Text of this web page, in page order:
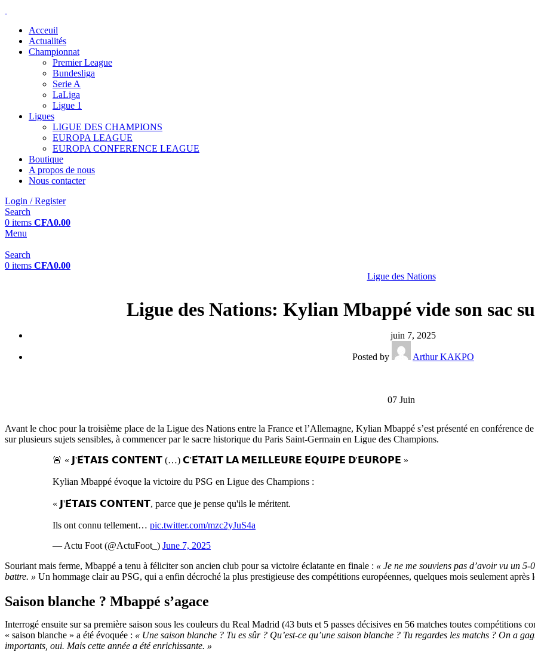
Acceuil
Actualités
Championnat
Premier League
Bundesliga
Serie A
LaLiga
Ligue 1
Ligues
LIGUE DES CHAMPIONS
EUROPA LEAGUE
EUROPA CONFERENCE LEAGUE
Boutique
A propos de nous
Nous contacter
Login / Register
Search
0 items CFA0.00
Menu
Search
0 items CFA0.00
Ligue des Nations
Ligue des Nations: Kylian Mbappé vide son sac
juin 7, 2025
Posted by Arthur KAKPO
07 Juin
Avant le choc pour la troisième place de la Ligue des Nations entre la France et l’Allemagne, Kylian Mbappé s’est présenté en conférence
sur plusieurs sujets sensibles, à commencer par le sacre historique du Paris Saint-Germain en Ligue des Champions.
🚨 « 𝗝'𝗘́𝗧𝗔𝗜𝗦 𝗖𝗢𝗡𝗧𝗘𝗡𝗧 (…) 𝗖'𝗘́𝗧𝗔𝗜𝗧 𝗟𝗔 𝗠𝗘𝗜𝗟𝗟𝗘𝗨𝗥𝗘 𝗘́𝗤𝗨𝗜𝗣𝗘 𝗗'𝗘𝗨𝗥𝗢𝗣𝗘 »
Kylian Mbappé évoque la victoire du PSG en Ligue des Champions :
« 𝗝'𝗘́𝗧𝗔𝗜𝗦 𝗖𝗢𝗡𝗧𝗘𝗡𝗧, parce que je pense qu'ils le méritent.
Ils ont connu tellement… pic.twitter.com/mzc2yJuS4a
— Actu Foot (@ActuFoot_) June 7, 2025
Souriant mais ferme, Mbappé a tenu à féliciter son ancien club pour sa victoire éclatante en finale : « Je ne me souviens pas d’avoir vu un
battre. » Un hommage clair au PSG, qui a enfin décroché la plus prestigieuse des compétitions européennes, quelques mois seulement après
Saison blanche ? Mbappé s’agace
Interrogé ensuite sur sa première saison sous les couleurs du Real Madrid (43 buts et 5 passes décisives en 56 matches toutes compétitions
« saison blanche » a été évoquée : « Une saison blanche ? Tu es sûr ? Qu’est-ce qu’une saison blanche ? Tu regardes les matchs ? On a
importants, oui. Mais cette année a été enrichissante. »